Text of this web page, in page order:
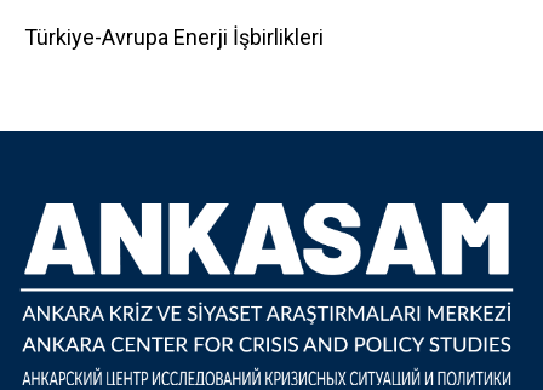
Türkiye-Avrupa Enerji İşbirlikleri